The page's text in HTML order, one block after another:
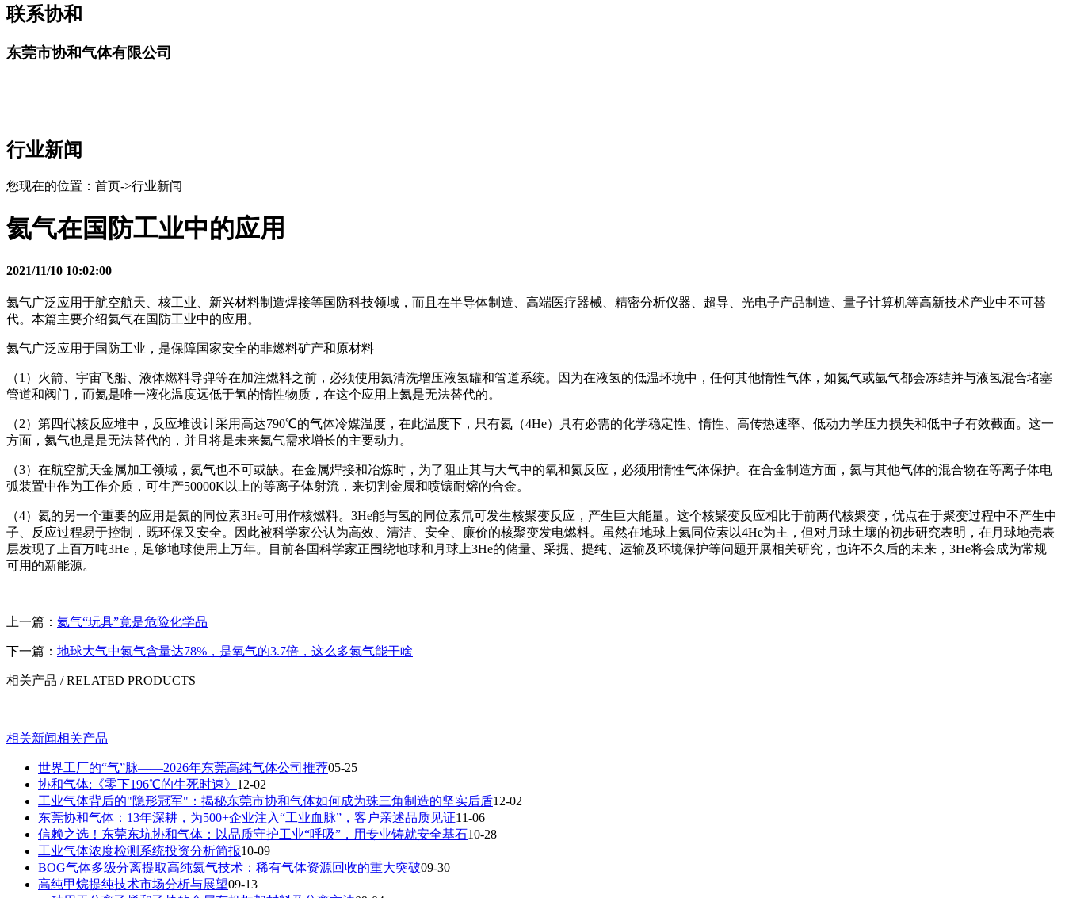
联系协和
东莞市协和气体有限公司
行业新闻
您现在的位置：首页->行业新闻
氦气在国防工业中的应用
2021/11/10 10:02:00
氦气广泛应用于航空航天、核工业、新兴材料制造焊接等国防科技领域，而且在半导体制造、高端医疗器械、精密分析仪器、超导、光电子产品制造、量子计算机等高新技术产业中不可替
代。本篇主要介绍氦气在国防工业中的应用。
氦气广泛应用于国防工业，是保障国家安全的非燃料矿产和原材料
（1）火箭、宇宙飞船、液体燃料导弹等在加注燃料之前，必须使用氦清洗增压液氢罐和管道系统。因为在液氢的低温环境中，任何其他惰性气体，如氮气或氩气都会冻结并与液氢混合堵塞
管道和阀门，而氦是唯一液化温度远低于氢的惰性物质，在这个应用上氦是无法替代的。
（2）第四代核反应堆中，反应堆设计采用高达790℃的气体冷媒温度，在此温度下，只有氦（4He）具有必需的化学稳定性、惰性、高传热速率、低动力学压力损失和低中子有效截面。这一
方面，氦气也是是无法替代的，并且将是未来氦气需求增长的主要动力。
（3）在航空航天金属加工领域，氦气也不可或缺。在金属焊接和冶炼时，为了阻止其与大气中的氧和氮反应，必须用惰性气体保护。在合金制造方面，氦与其他气体的混合物在等离子体电
弧装置中作为工作介质，可生产50000K以上的等离子体射流，来切割金属和喷镶耐熔的合金。
（4）氦的另一个重要的应用是氦的同位素3He可用作核燃料。3He能与氢的同位素氘可发生核聚变反应，产生巨大能量。这个核聚变反应相比于前两代核聚变，优点在于聚变过程中不产生中
子、反应过程易于控制，既环保又安全。因此被科学家公认为高效、清洁、安全、廉价的核聚变发电燃料。虽然在地球上氦同位素以4He为主，但对月球土壤的初步研究表明，在月球地壳表
层发现了上百万吨3He，足够地球使用上万年。目前各国科学家正围绕地球和月球上3He的储量、采掘、提纯、运输及环境保护等问题开展相关研究，也许不久后的未来，3He将会成为常规
可用的新能源。
上一篇： 氦气“玩具”竟是危险化学品
下一篇： 地球大气中氮气含量达78%，是氧气的3.7倍，这么多氮气能干啥
相关产品 / RELATED PRODUCTS
相关新闻相关产品
世界工厂的“气”脉——2026年东莞高纯气体公司推荐05-25
协和气体:《零下196℃的生死时速》 12-02
工业气体背后的"隐形冠军"：揭秘东莞市协和气体如何成为珠三角制造的坚实后盾12-02
东莞协和气体：13年深耕，为500+企业注入“工业血脉”，客户亲述品质见证11-06
信赖之选！东莞东坑协和气体：以品质守护工业“呼吸”，用专业铸就安全基石10-28
工业气体浓度检测系统投资分析简报10-09
BOG气体多级分离提取高纯氦气技术：稀有气体资源回收的重大突破09-30
高纯甲烷提纯技术市场分析与展望09-13